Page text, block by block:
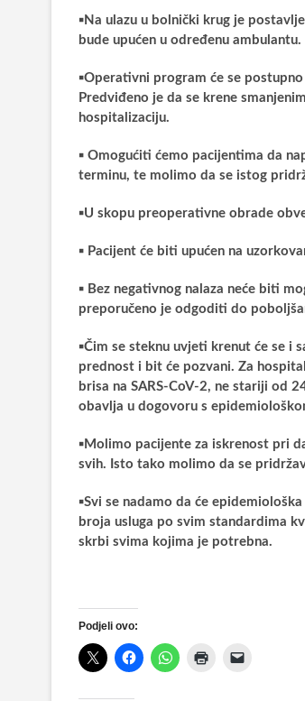
▪️ Na ulazu u bolnički krug je
bude upućen u određenu ambulantu.
▪️Operativni program će se
Predviđeno je da se krene
hospitalizaciju.
▪️ Omogućiti ćemo pacijentima da
terminu, te molimo da se istog
▪️U skopu preoperativne obrade
▪️ Pacijent će biti upućen na
▪️ Bez negativnog nalaza neće biti
preporučeno je odgoditi do
▪️Čim se steknu uvjeti krenut će se i
prednost i bit će pozvani. Za
brisa na SARS-CoV-2, ne stariji od
obavlja u dogovoru s
▪️ Molimo pacijente za iskrenost pri
svih. Isto tako molimo da se
▪️Svi se nadamo da će
broja usluga po svim standardima
skrbi svima kojima je potrebna.
Podjeli ovo: